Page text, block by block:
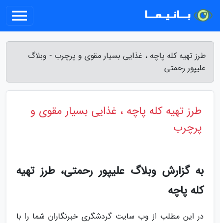
طرز تهیه کله پاچه ، غذایی بسیار مقوی و پرچرب - وبلاگ
علیپور رحمتی
طرز تهیه کله پاچه ، غذایی بسیار مقوی و
پرچرب
به گزارش وبلاگ علیپور رحمتی، طرز تهیه
کله پاچه
در این مطلب از وب سایت گردشگری خبرنگاران شما را با